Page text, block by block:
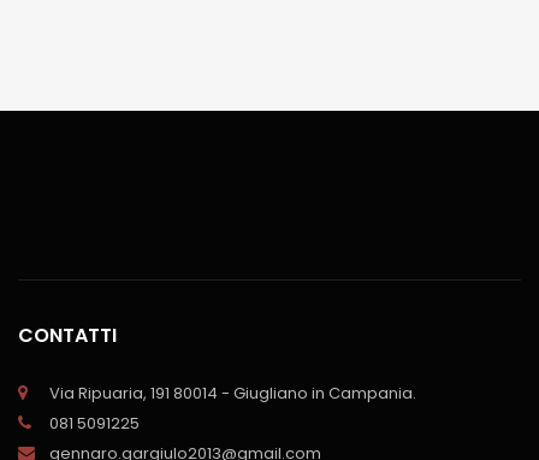
CONTATTI
Via Ripuaria, 191 80014 - Giugliano in Campania.
081 5091225
gennaro.gargiulo2013@gmail.com